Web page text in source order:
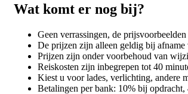
Wat komt er nog bij?
Geen verrassingen, de
De prijzen zijn alleen geldig bij afname
Prijzen zijn onder voorbehoud van
Reiskosten zijn inbegrepen tot 40
Kiest u voor lades, verlichting, andere
Betalingen per bank: 10% bij